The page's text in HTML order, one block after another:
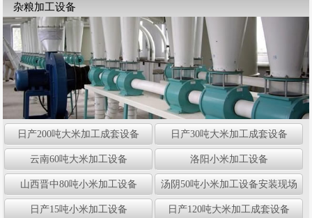
杂粮加工设备
日产200吨大米加工成套设备 日产30吨大米加工成套设备
云南60吨大米加工设备 洛阳小米加工设备
山西晋中80吨小米加工设备 汤阴50吨小米加工设备安装现场
日产15吨小米加工设备 日产120吨大米加工成套设备